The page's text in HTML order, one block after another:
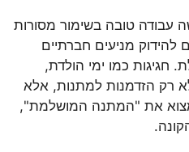
עבודה טובה בשימור מסורות
להידוק מניעים חברתיים
חגיגות כמו ימי הולדת,
רק הזדמנות למתנות, אלא
את "המתנה המושלמת",